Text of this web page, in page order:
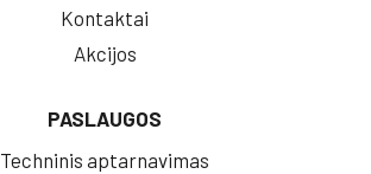
Kontaktai
Akcijos
PASLAUGOS
Techninis aptarnavimas